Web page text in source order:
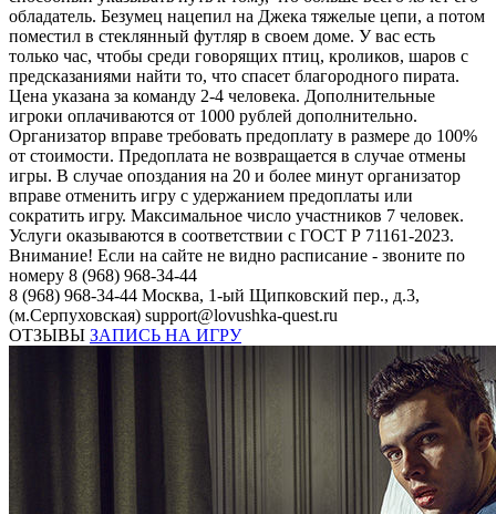
обладатель. Безумец нацепил на Джека тяжелые цепи, а потом
поместил в стеклянный футляр в своем доме. У вас есть
только час, чтобы среди говорящих птиц, кроликов, шаров с
предсказаниями найти то, что спасет благородного пирата.
Цена указана за команду 2-4 человека. Дополнительные
игроки оплачиваются от 1000 рублей дополнительно.
Организатор вправе требовать предоплату в размере до 100%
от стоимости. Предоплата не возвращается в случае отмены
игры. В случае опоздания на 20 и более минут организатор
вправе отменить игру с удержанием предоплаты или
сократить игру. Максимальное число участников 7 человек.
Услуги оказываются в соответствии с ГОСТ Р 71161-2023.
Внимание! Если на сайте не видно расписание - звоните по
номеру 8 (968) 968-34-44
8 (968) 968-34-44 Москва, 1-ый Щипковский пер., д.3,
(м.Серпуховская) support@lovushka-quest.ru
ОТЗЫВЫ ЗАПИСЬ НА ИГРУ